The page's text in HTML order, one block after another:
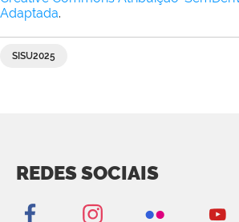
Adaptada.
SISU2025
REDES SOCIAIS